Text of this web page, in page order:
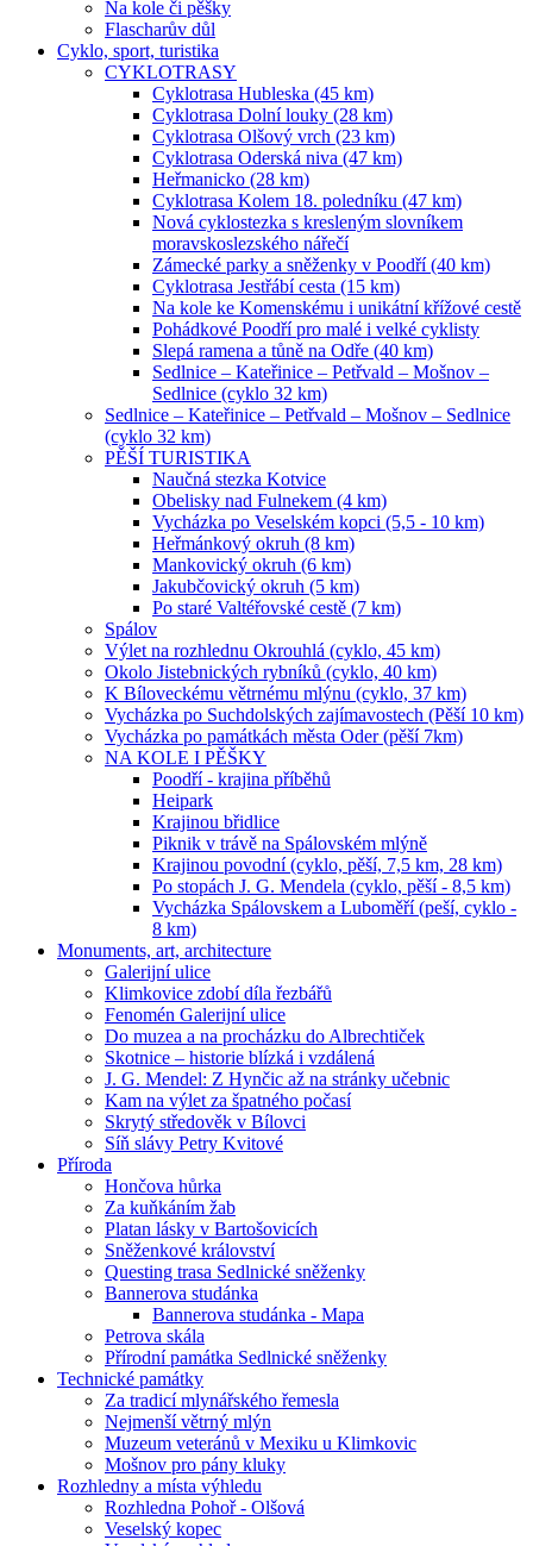
Na kole či pěšky
Flascharův důl
Cyklo, sport, turistika
CYKLOTRASY
Cyklotrasa Hubleska (45 km)
Cyklotrasa Dolní louky (28 km)
Cyklotrasa Olšový vrch (23 km)
Cyklotrasa Oderská niva (47 km)
Heřmanicko (28 km)
Cyklotrasa Kolem 18. poledníku (47 km)
Nová cyklostezka s kresleným slovníkem
moravskoslezského nářečí
Zámecké parky a sněženky v Poodří (40 km)
Cyklotrasa Jestřábí cesta (15 km)
Na kole ke Komenskému i unikátní křížové cestě
Pohádkové Poodří pro malé i velké cyklisty
Slepá ramena a tůně na Odře (40 km)
Sedlnice – Kateřinice – Petřvald – Mošnov –
Sedlnice (cyklo 32 km)
Sedlnice – Kateřinice – Petřvald – Mošnov – Sedlnice
(cyklo 32 km)
PĚŠÍ TURISTIKA
Naučná stezka Kotvice
Obelisky nad Fulnekem (4 km)
Vycházka po Veselském kopci (5,5 - 10 km)
Heřmánkový okruh (8 km)
Mankovický okruh (6 km)
Jakubčovický okruh (5 km)
Po staré Valtéřovské cestě (7 km)
Spálov
Výlet na rozhlednu Okrouhlá (cyklo, 45 km)
Okolo Jistebnických rybníků (cyklo, 40 km)
K Bíloveckému větrnému mlýnu (cyklo, 37 km)
Vycházka po Suchdolských zajímavostech (Pěší 10 km)
Vycházka po památkách města Oder (pěší 7km)
NA KOLE I PĚŠKY
Poodří - krajina příběhů
Heipark
Krajinou břidlice
Piknik v trávě na Spálovském mlýně
Krajinou povodní (cyklo, pěší, 7,5 km, 28 km)
Po stopách J. G. Mendela (cyklo, pěší - 8,5 km)
Vycházka Spálovskem a Luboměří (peší, cyklo -
8 km)
Monuments, art, architecture
Galerijní ulice
Klimkovice zdobí díla řezbářů
Fenomén Galerijní ulice
Do muzea a na procházku do Albrechtiček
Skotnice – historie blízká i vzdálená
J. G. Mendel: Z Hynčic až na stránky učebnic
Kam na výlet za špatného počasí
Skrytý středověk v Bílovci
Síň slávy Petry Kvitové
Příroda
Hončova hůrka
Za kuňkáním žab
Platan lásky v Bartošovicích
Sněženkové království
Questing trasa Sedlnické sněženky
Bannerova studánka
Bannerova studánka - Mapa
Petrova skála
Přírodní památka Sedlnické sněženky
Technické památky
Za tradicí mlynářského řemesla
Nejmenší větrný mlýn
Muzeum veteránů v Mexiku u Klimkovic
Mošnov pro pány kluky
Rozhledny a místa výhledu
Rozhledna Pohoř - Olšová
Veselský kopec